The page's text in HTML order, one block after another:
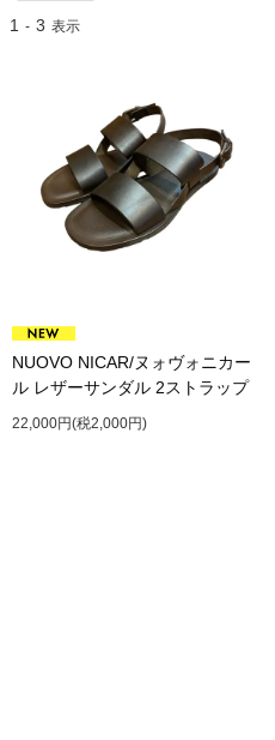
1 - 3 表示
NUOVO NICAR/ヌォヴォニカー
ル レザーサンダル 2ストラップ
22,000円(税2,000円)